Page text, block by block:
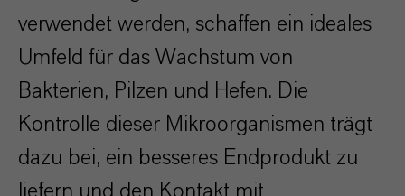
verwendet werden, schaffen ein ideales
Umfeld für das Wachstum von
Bakterien, Pilzen und Hefen. Die
Kontrolle dieser Mikroorganismen trägt
dazu bei, ein besseres Endprodukt zu
liefern und den Kontakt mit